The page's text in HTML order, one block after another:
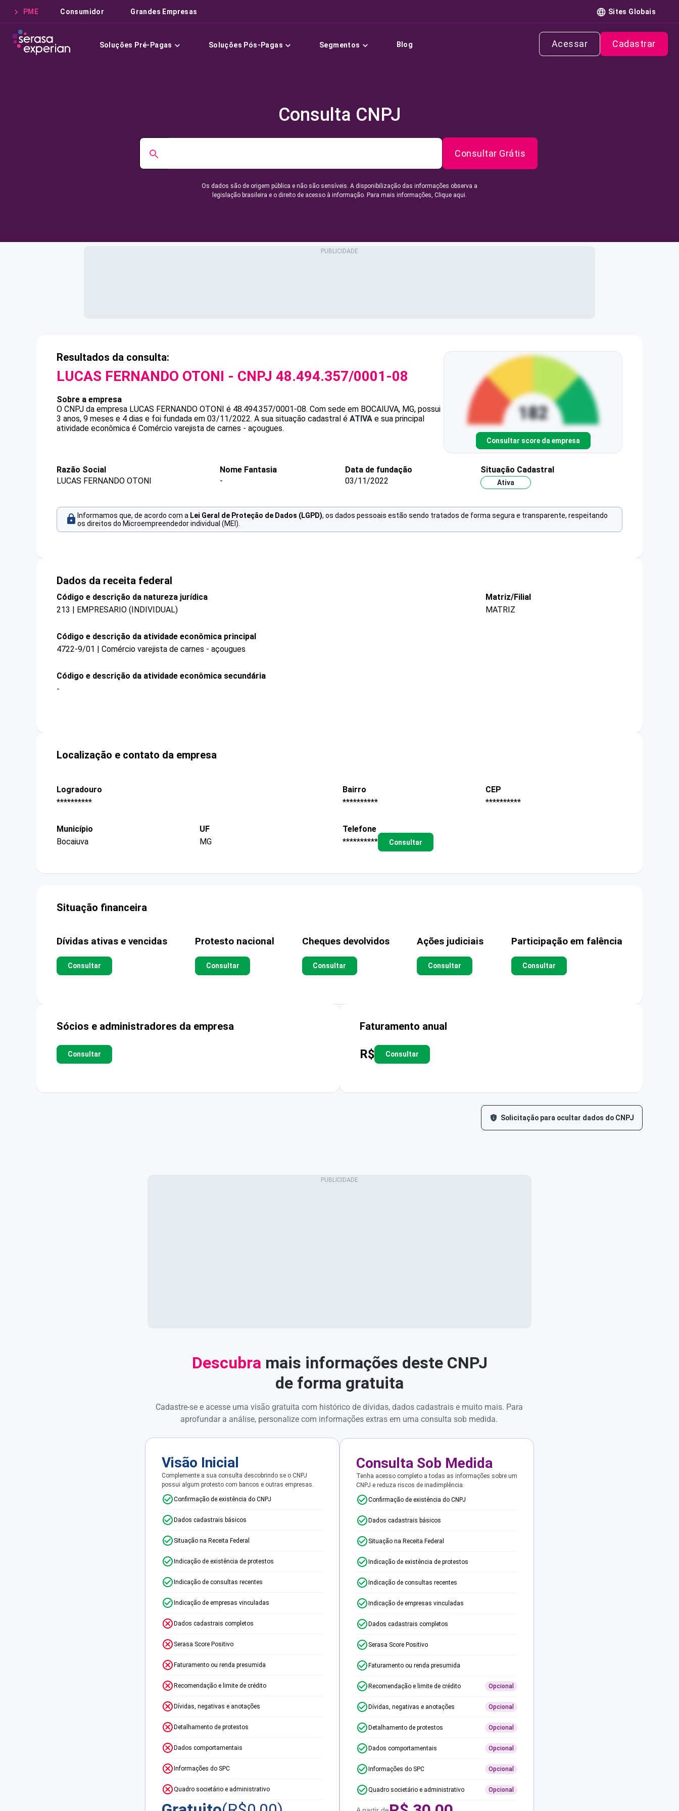
PME Consumidor Grandes Empresas Sites Globais
Soluções Pré-Pagas Soluções Pós-Pagas Segmentos Blog Acessar Cadastrar
Consulta CNPJ
Consultar Grátis
Os dados são de origem pública e não são sensíveis. A disponibilização das informações observa a
legislação brasileira e o direito de acesso à informação. Para mais informações, Clique aqui.
Resultados da consulta:
LUCAS FERNANDO OTONI - CNPJ 48.494.357/0001-08
Sobre a empresa
O CNPJ da empresa LUCAS FERNANDO OTONI é 48.494.357/0001-08. Com sede em BOCAIUVA, MG, possui
3 anos, 9 meses e 4 dias e foi fundada em 03/11/2022. A sua situação cadastral é ATIVA e sua principal
atividade econômica é Comércio varejista de carnes - açougues.
Consultar score da empresa
Razão Social
LUCAS FERNANDO OTONI
Nome Fantasia
-
Data de fundação
03/11/2022
Situação Cadastral
Ativa
Informamos que, de acordo com a Lei Geral de Proteção de Dados (LGPD), os dados pessoais estão sendo tratados de forma segura e transparente, respeitando
os direitos do Microempreendedor individual (MEI).
Dados da receita federal
Código e descrição da natureza jurídica
213 | EMPRESARIO (INDIVIDUAL)
Matriz/Filial
MATRIZ
Código e descrição da atividade econômica principal
4722-9/01 | Comércio varejista de carnes - açougues
Código e descrição da atividade econômica secundária
-
Localização e contato da empresa
Logradouro
**********
Bairro
**********
CEP
**********
Município
Bocaiuva
UF
MG
Telefone
**********
Consultar
Situação financeira
Dívidas ativas e vencidas
Consultar
Protesto nacional
Consultar
Cheques devolvidos
Consultar
Ações judiciais
Consultar
Participação em falência
Consultar
Sócios e administradores da empresa
Consultar
Faturamento anual
R$ Consultar
Solicitação para ocultar dados do CNPJ
Descubra mais informações deste CNPJ
de forma gratuita
Cadastre-se e acesse uma visão gratuita com histórico de dívidas, dados cadastrais e muito mais. Para
aprofundar a análise, personalize com informações extras em uma consulta sob medida.
Visão Inicial
Complemente a sua consulta descobrindo se o CNPJ
possui algum protesto com bancos e outras empresas.
Confirmação de existência do CNPJ
Dados cadastrais básicos
Situação na Receita Federal
Indicação de existência de protestos
Indicação de consultas recentes
Indicação de empresas vinculadas
Dados cadastrais completos
Serasa Score Positivo
Faturamento ou renda presumida
Recomendação e limite de crédito
Dívidas, negativas e anotações
Detalhamento de protestos
Dados comportamentais
Informações do SPC
Quadro societário e administrativo
Consulta Sob Medida
Tenha acesso completo a todas as informações sobre um
CNPJ e reduza riscos de inadimplência.
Confirmação de existência do CNPJ
Dados cadastrais básicos
Situação na Receita Federal
Indicação de existência de protestos
Indicação de consultas recentes
Indicação de empresas vinculadas
Dados cadastrais completos
Serasa Score Positivo
Faturamento ou renda presumida
Recomendação e limite de crédito Opcional
Dívidas, negativas e anotações Opcional
Detalhamento de protestos Opcional
Dados comportamentais Opcional
Informações do SPC Opcional
Quadro societário e administrativo Opcional